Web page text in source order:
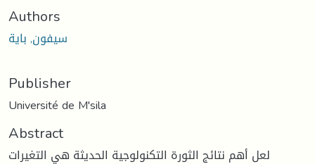
Authors
سيفون, باية
Publisher
Université de M'sila
Abstract
لعل أهم نتائج الثورة التكنولوجية الحديثة هي التغيرات